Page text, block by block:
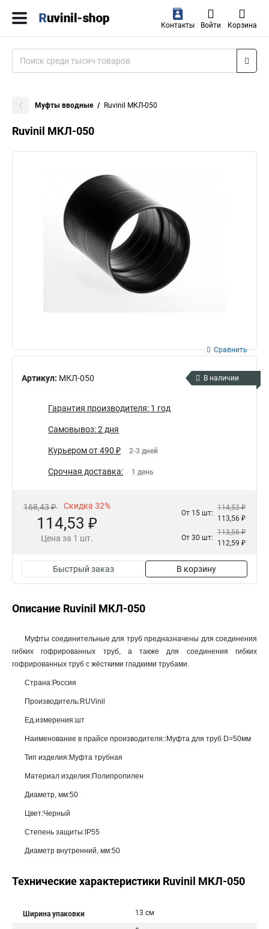
Контакты Войти Корзина
Муфты вводные Ruvinil МКЛ-050
Ruvinil МКЛ-050
Артикул: МКЛ-050
Сравнить
В наличии
Гарантия производителя: 1 год
Самовывоз: 2 дня
Курьером от 490 ₽ 2-3 дней
Срочная доставка: 1 день
168,43 ₽ Скидка 32%
114,53 ₽
Цена за 1 шт.
От 15 шт:
114,53 ₽
113,56 ₽
От 30 шт:
113,56 ₽
112,59 ₽
Быстрый заказ В корзину
Описание Ruvinil МКЛ-050
Муфты соединительные для труб предназначены для соединения
гибких гофрированных труб, а также для соединения гибких
гофрированных труб с жёсткими гладкими трубами.
Страна:Россия
Производитель:RUVinil
Ед.измерения:шт
Наименование в прайсе производителя::Муфта для труб D=50мм
Тип изделия:Муфта трубная
Материал изделия:Полипропилен
Диаметр, мм:50
Цвет:Черный
Степень защиты:IP55
Диаметр внутренний, мм:50
Технические характеристики Ruvinil МКЛ-050
Ширина упаковки 13 см